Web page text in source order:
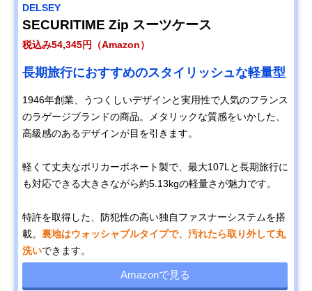
DELSEY
SECURITIME Zip スーツケース
税込み54,345円（Amazon）
長期旅行におすすめのスタイリッシュな軽量型
1946年創業、うつくしいデザインと実用性で人気のフランス
のラゲージブランドの商品。メタリックな質感をいかした、
高級感のあるデザインが目を引きます。
軽くて丈夫なポリカーボネート製で、最大107Lと長期旅行に
も対応できる大きさながら約5.13kgの軽量さが魅力です。
特許を取得した、防犯性の高い独自ファスナーシステムを搭
載。 裏地はウォッシャブルタイプで、汚れたら取り外して丸
洗いできます。
Amazonで見る